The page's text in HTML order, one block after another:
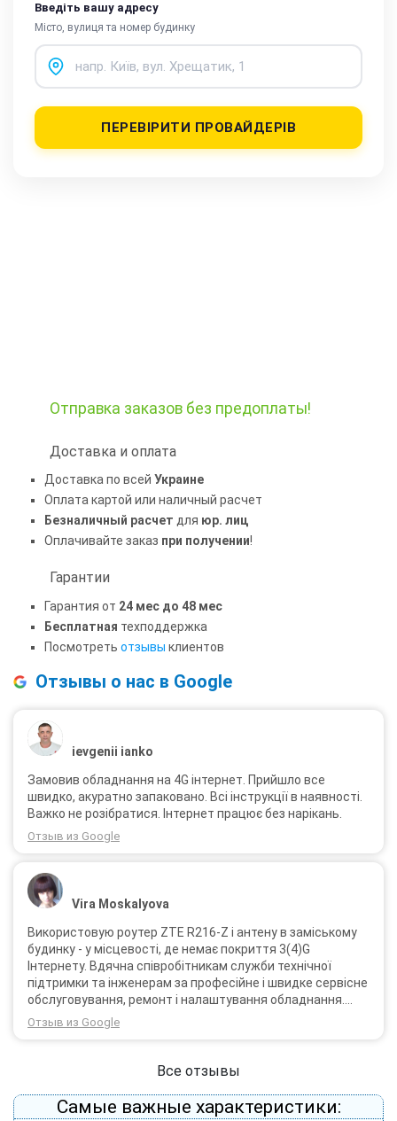
Введіть вашу адресу
Місто, вулиця та номер будинку
ПЕРЕВІРИТИ ПРОВАЙДЕРІВ
Отправка заказов без предоплаты!
Доставка и оплата
Доставка по всей Украине
Оплата картой или наличный расчет
Безналичный расчет для юр. лиц
Оплачивайте заказ при получении!
Гарантии
Гарантия от 24 мес до 48 мес
Бесплатная техподдержка
Посмотреть отзывы клиентов
Отзывы о нас в Google
ievgenii ianko
Замовив обладнання на 4G інтернет. Прийшло все
швидко, акуратно запаковано. Всі інструкції в наявності.
Важко не розібратися. Інтернет працює без нарікань.
Отзыв из Google
Vira Moskalyova
Використовую роутер ZTE R216-Z і антену в заміському
будинку - у місцевості, де немає покриття 3(4)G
Інтернету. Вдячна співробітникам служби технічної
підтримки та інженерам за професійне і швидке сервісне
обслуговування, ремонт і налаштування обладнання.
Через 3 роки після покупки я не шкодую про прийняте
тоді рішення придбати обладнання в компанії 3G star
Отзыв из Google
Все отзывы
Самые важные характеристики: